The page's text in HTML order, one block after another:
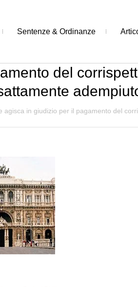
Sentenze & Ordinanze
del
agisca in giudizio per il pagamento del